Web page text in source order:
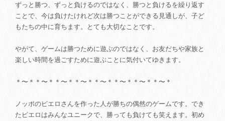
ずっと勝つ、ずっと負けるのではなく、勝つと負けるを繰り返す
ことで、今は負けたけれど次は勝つことができる見通しが、子ど
もたちの中に育ちます。とても大切なことです。
やがて、ゲームは勝つために遊ぶのではなく、お友だちや家族と
楽しい時間を過ごすために遊ぶことに気付いてゆきます。
＊〜＊＊〜＊＊〜＊＊〜＊＊〜＊＊〜＊＊〜＊＊〜＊
ノッポのピエロさんを作った人が勝ちの偶然のゲームです。でき
たピエロはみんなユニークで、勝っても負けても笑えます。初め